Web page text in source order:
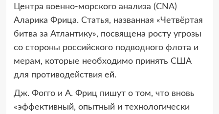
Центра военно-морского анализа (CNA)
Аларика Фрица. Статья, названная «Четвёртая
битва за Атлантику», посвящена росту угрозы
со стороны российского подводного флота и
мерам, которые необходимо принять США
для противодействия ей.
Дж. Фогго и А. Фриц пишут о том, что вновь
«эффективный, опытный и технологически